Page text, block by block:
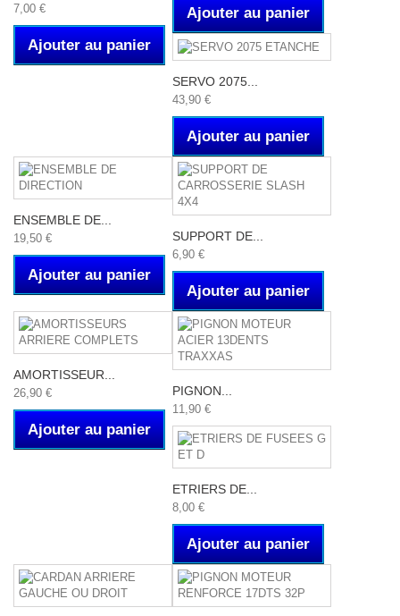
7,00 €
Ajouter au panier
Ajouter au panier
SERVO 2075...
43,90 €
Ajouter au panier
ENSEMBLE DE...
19,50 €
Ajouter au panier
SUPPORT DE...
6,90 €
Ajouter au panier
AMORTISSEUR...
26,90 €
Ajouter au panier
PIGNON...
11,90 €
ETRIERS DE...
8,00 €
Ajouter au panier